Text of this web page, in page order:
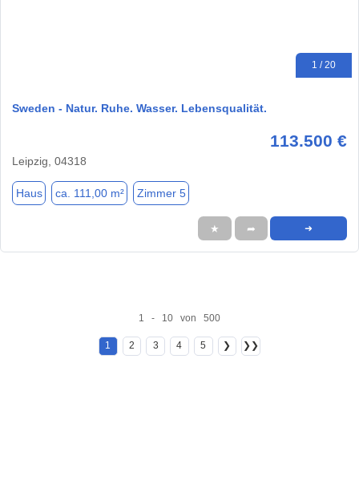
1 / 20
Sweden - Natur. Ruhe. Wasser. Lebensqualität.
113.500 €
Leipzig, 04318
Haus ca. 111,00 m² Zimmer 5
★ ➦ ➜
1 - 10 von 500
1 2 3 4 5 ❯ ❯❯